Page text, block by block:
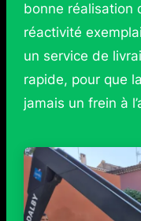
bonne réalisation
réactivité
un service de
rapide, pour que
jamais un frein à